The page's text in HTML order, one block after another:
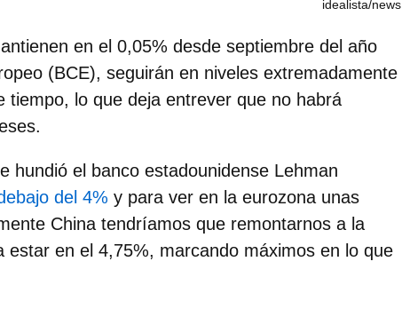
idealista/news
en el 0,05% desde septiembre del año
(BCE), seguirán en niveles extremadamente
tiempo, lo que deja entrever que no habrá
hundió el banco estadounidense Lehman
del 4% y para ver en la eurozona unas
China tendríamos que remontarnos a la
estar en el 4,75%, marcando máximos en lo que